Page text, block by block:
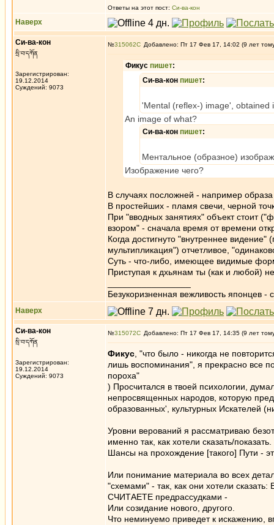
Ответы на этот пост: Си-ва-кон
Наверх
Си-ва-кон
སྲི་བ་དཀོན
Зарегистрирован:
19.12.2014
Суждений: 9073
№315062 Добавлено: Пт 17 Фев 17, 14:02 (9 лет
Фикус пишет:
Си-ва-кон пишет:
'Mental (reflex-) image', obtained
An image of what?
Си-ва-кон пишет:
Ментальное (образное)
Изображение чего?
В случаях посложней - например
В простейших - пламя свечи, черной
При "вводных занятиях" объект стоит
взором" - сначала время от времени
Когда достигнуто "внутреннее
мультипликация") отчетливое,
Суть - что-либо, имеющее видимые
Приступая к дхьянам ты (как и любой)
Безукоризненная вежливость японцев -
Наверх
Си-ва-кон
སྲི་བ་དཀོན
Зарегистрирован:
19.12.2014
Суждений: 9073
№315072 Добавлено: Пт 17 Фев 17, 14:35 (9 лет
Фикус , "что было - никогда не
лишь воспоминания", я прекрасно все
пороха"
) Просчитался в твоей психологии,
непросвященных народов, которую
образованных', культурных Искателей
Уровни верований я рассматриваю
именно так, как хотели сказать/показать.
Шансы на прохождение [такого] Пути -
Или понимание материала во всех
"схемами" - так, как они хотели
СЧИТАЕТЕ предрассудками -
Или созидание нового, другого.
Что неминуемо приведет к искажению,